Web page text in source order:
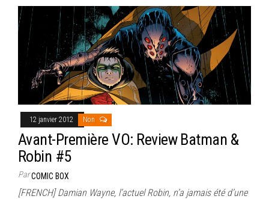
12 janvier 2012 Non
Avant-Première VO: Review Batman &
Robin #5
ParCOMIC BOX
[FRENCH] Damian Wayne, l’actuel Robin, n’a jamais été d’une